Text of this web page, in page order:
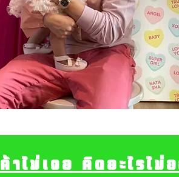
าไม่เจอ คิดอะไรไ